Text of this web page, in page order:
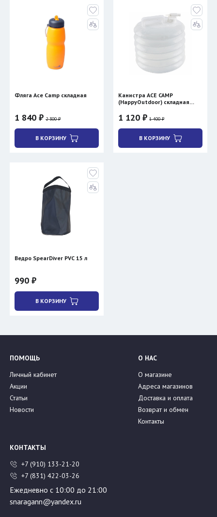
Фляга Ace Camp складная
1 840 ₽ 2 300 ₽
В КОРЗИНУ
Канистра ACE CAMP
(HappyOutdoor) складная
1 120 ₽ 1 400 ₽
В КОРЗИНУ
Ведро SpearDiver PVC 15 л
990 ₽
В КОРЗИНУ
ПОМОЩЬ
Личный кабинет
Акции
Статьи
Новости
О НАС
О магазине
Адреса магазинов
Доставка и оплата
Возврат и обмен
Контакты
КОНТАКТЫ
+7 (910) 133-21-20
+7 (831) 422-03-26
Ежедневно с 10:00 до 21:00
snaragann@yandex.ru